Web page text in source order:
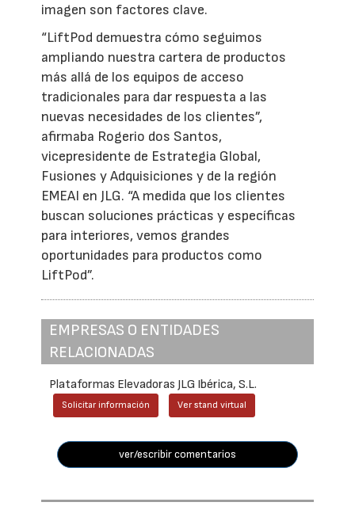
imagen son factores clave.
“LiftPod demuestra cómo seguimos
ampliando nuestra cartera de productos
más allá de los equipos de acceso
tradicionales para dar respuesta a las
nuevas necesidades de los clientes”,
afirmaba Rogerio dos Santos,
vicepresidente de Estrategia Global,
Fusiones y Adquisiciones y de la región
EMEAI en JLG. “A medida que los clientes
buscan soluciones prácticas y específicas
para interiores, vemos grandes
oportunidades para productos como
LiftPod”.
EMPRESAS O ENTIDADES
RELACIONADAS
Plataformas Elevadoras JLG Ibérica, S.L.
Solicitar información Ver stand virtual
ver/escribir comentarios